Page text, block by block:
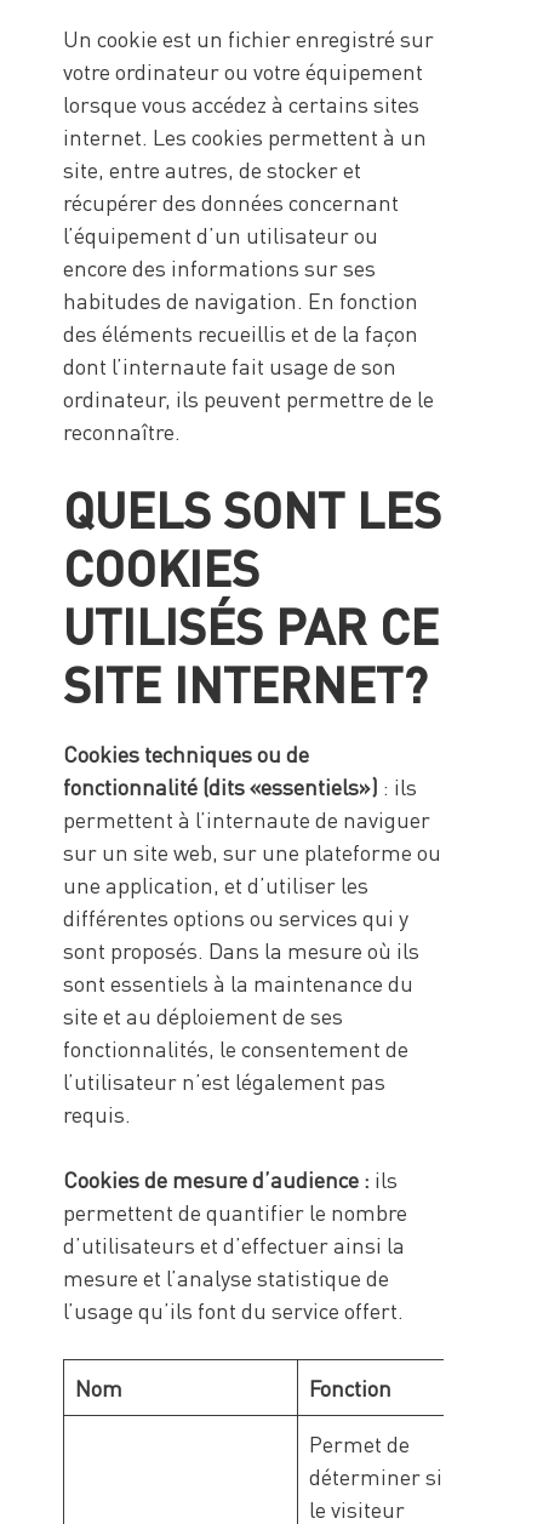
Un cookie est un fichier enregistré sur
votre ordinateur ou votre équipement
lorsque vous accédez à certains sites
internet. Les cookies permettent à un
site, entre autres, de stocker et
récupérer des données concernant
l’équipement d’un utilisateur ou
encore des informations sur ses
habitudes de navigation. En fonction
des éléments recueillis et de la façon
dont l’internaute fait usage de son
ordinateur, ils peuvent permettre de le
reconnaître.
QUELS SONT LES
COOKIES
UTILISÉS PAR CE
SITE INTERNET?
Cookies techniques ou de
fonctionnalité (dits «essentiels») : ils
permettent à l’internaute de naviguer
sur un site web, sur une plateforme ou
une application, et d’utiliser les
différentes options ou services qui y
sont proposés. Dans la mesure où ils
sont essentiels à la maintenance du
site et au déploiement de ses
fonctionnalités, le consentement de
l’utilisateur n’est légalement pas
requis.
Cookies de mesure d’audience : ils
permettent de quantifier le nombre
d’utilisateurs et d’effectuer ainsi la
mesure et l’analyse statistique de
l’usage qu’ils font du service offert.
Nom Fonction
Permet de
déterminer si
le visiteur